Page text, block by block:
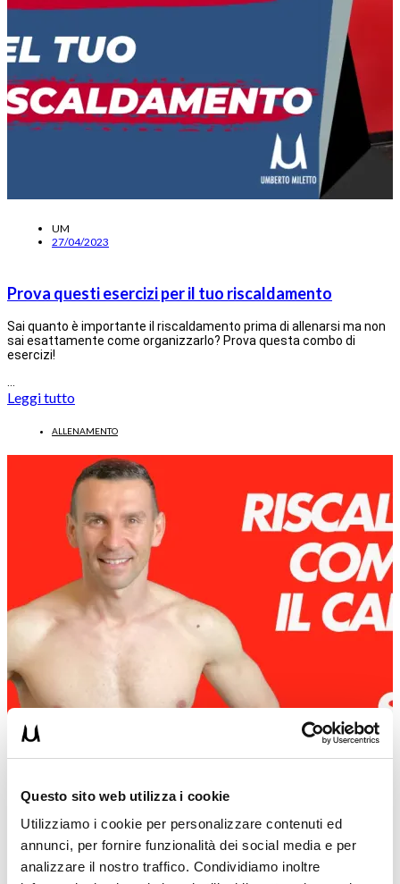
Questo sito web utilizza i cookie
Utilizziamo i cookie per personalizzare contenuti ed
annunci, per fornire funzionalità dei social media e per
analizzare il nostro traffico. Condividiamo inoltre
UM
27/04/2023
Prova questi esercizi per il tuo riscaldamento
Sai quanto è importante il riscaldamento prima di allenarsi ma non
sai esattamente come organizzarlo? Prova questa combo di
esercizi!
Leggi tutto
ALLENAMENTO